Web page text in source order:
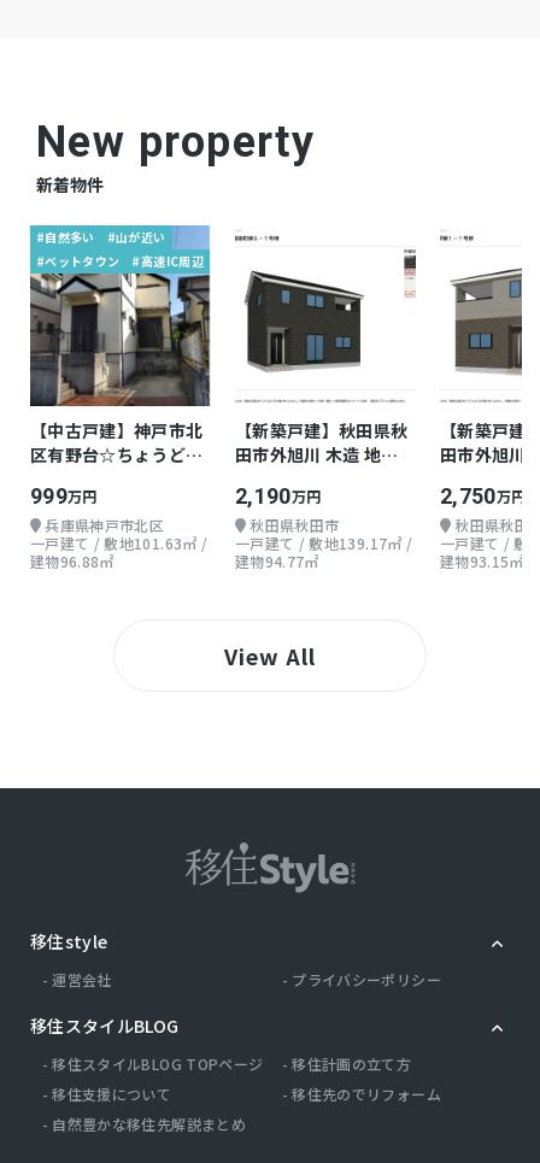
New property
新着物件
#自然多い
#山が近い
#ベットタウン
#高速IC周辺
【中古戸建】神戸市北
区有野台☆ちょうどよ
999万円
兵庫県神戸市北区
一戸建て / 敷地101.63㎡ /
建物96.88㎡
【新築戸建】秋田県秋
田市外旭川 木造 地上2
2,190万円
秋田県秋田市
一戸建て / 敷地139.17㎡ /
建物94.77㎡
【新築戸建
田市外旭川
2,750万円
秋田県秋田
一戸建て / 敷
建物93.15㎡
View All
移住style
運営会社 プライバシーポリシー
移住スタイルBLOG
移住スタイルBLOG TOPページ
移住計画の立て方
移住支援について
移住先のでリフォーム
自然豊かな移住先解説まとめ